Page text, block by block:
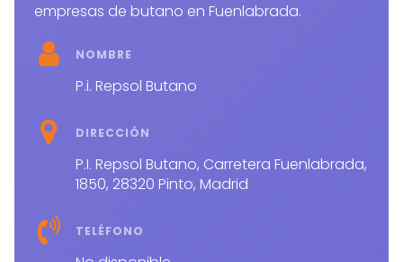
empresas de butano en Fuenlabrada.
NOMBRE
P.i. Repsol Butano
DIRECCIÓN
P.I. Repsol Butano, Carretera Fuenlabrada,
1850, 28320 Pinto, Madrid
TELÉFONO